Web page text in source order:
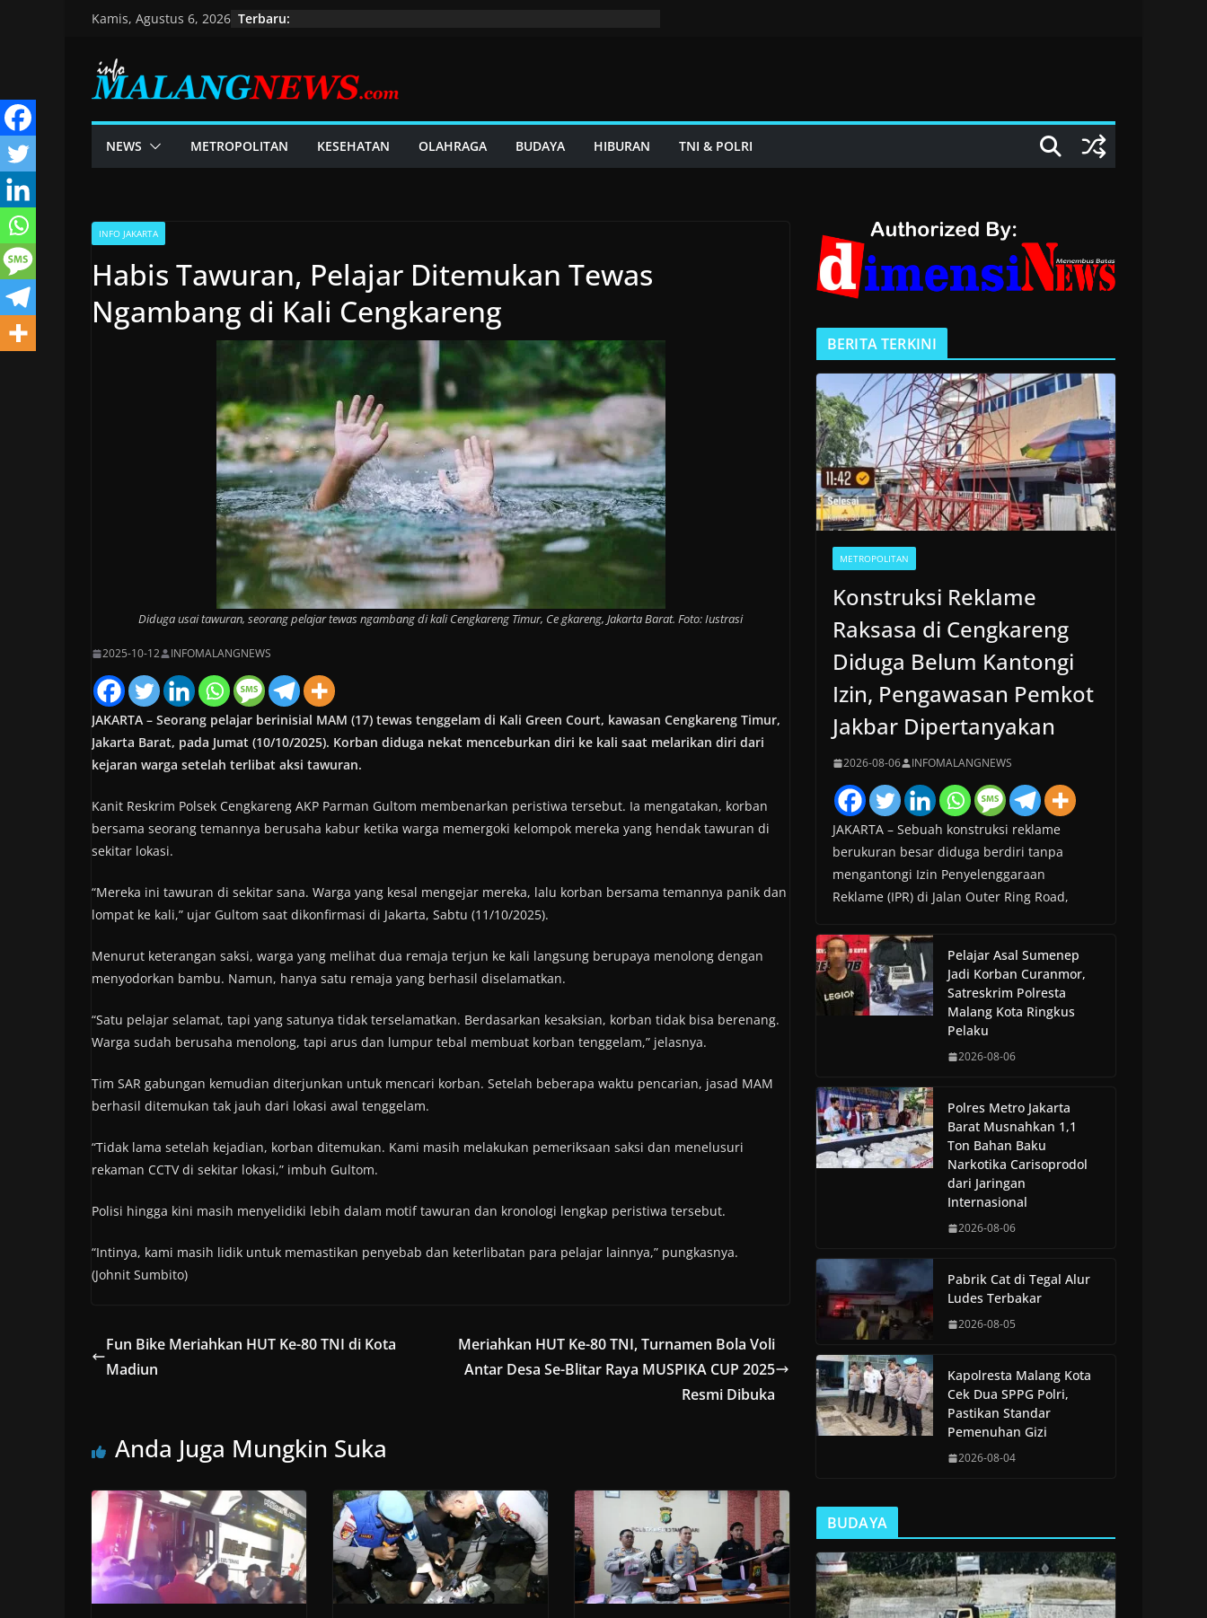
content
Kamis, Agustus 6, 2026 Terbaru:
NEWS METROPOLITAN KESEHATAN OLAHRAGA BUDAYA HIBURAN TNI & POLRI
INFO JAKARTA
Habis Tawuran, Pelajar Ditemukan Tewas
Ngambang di Kali Cengkareng
Diduga usai tawuran, seorang pelajar tewas ngambang di kali Cengkareng Timur, Ce gkareng, Jakarta Barat. Foto: Iustrasi
2025-10-12 INFOMALANGNEWS
JAKARTA – Seorang pelajar berinisial MAM (17) tewas tenggelam di Kali Green Court, kawasan Cengkareng Timur,
Jakarta Barat, pada Jumat (10/10/2025). Korban diduga nekat menceburkan diri ke kali saat melarikan diri dari
kejaran warga setelah terlibat aksi tawuran.
Kanit Reskrim Polsek Cengkareng AKP Parman Gultom membenarkan peristiwa tersebut. Ia mengatakan, korban
bersama seorang temannya berusaha kabur ketika warga memergoki kelompok mereka yang hendak tawuran di
sekitar lokasi.
“Mereka ini tawuran di sekitar sana. Warga yang kesal mengejar mereka, lalu korban bersama temannya panik dan
lompat ke kali,” ujar Gultom saat dikonfirmasi di Jakarta, Sabtu (11/10/2025).
Menurut keterangan saksi, warga yang melihat dua remaja terjun ke kali langsung berupaya menolong dengan
menyodorkan bambu. Namun, hanya satu remaja yang berhasil diselamatkan.
“Satu pelajar selamat, tapi yang satunya tidak terselamatkan. Berdasarkan kesaksian, korban tidak bisa berenang.
Warga sudah berusaha menolong, tapi arus dan lumpur tebal membuat korban tenggelam,” jelasnya.
Tim SAR gabungan kemudian diterjunkan untuk mencari korban. Setelah beberapa waktu pencarian, jasad MAM
berhasil ditemukan tak jauh dari lokasi awal tenggelam.
“Tidak lama setelah kejadian, korban ditemukan. Kami masih melakukan pemeriksaan saksi dan menelusuri
rekaman CCTV di sekitar lokasi,” imbuh Gultom.
Polisi hingga kini masih menyelidiki lebih dalam motif tawuran dan kronologi lengkap peristiwa tersebut.
“Intinya, kami masih lidik untuk memastikan penyebab dan keterlibatan para pelajar lainnya,” pungkasnya.
(Johnit Sumbito)
Fun Bike Meriahkan HUT Ke-80 TNI di Kota
Madiun
Meriahkan HUT Ke-80 TNI, Turnamen Bola Voli
Antar Desa Se-Blitar Raya MUSPIKA CUP 2025
Resmi Dibuka
Anda Juga Mungkin Suka
BERITA TERKINI
METROPOLITAN
Konstruksi Reklame
Raksasa di Cengkareng
Diduga Belum Kantongi
Izin, Pengawasan Pemkot
Jakbar Dipertanyakan
2026-08-06 INFOMALANGNEWS
JAKARTA – Sebuah konstruksi reklame
berukuran besar diduga berdiri tanpa
mengantongi Izin Penyelenggaraan
Reklame (IPR) di Jalan Outer Ring Road,
Pelajar Asal Sumenep
Jadi Korban Curanmor,
Satreskrim Polresta
Malang Kota Ringkus
Pelaku
2026-08-06
Polres Metro Jakarta
Barat Musnahkan 1,1
Ton Bahan Baku
Narkotika Carisoprodol
dari Jaringan
Internasional
2026-08-06
Pabrik Cat di Tegal Alur
Ludes Terbakar
2026-08-05
Kapolresta Malang Kota
Cek Dua SPPG Polri,
Pastikan Standar
Pemenuhan Gizi
2026-08-04
BUDAYA